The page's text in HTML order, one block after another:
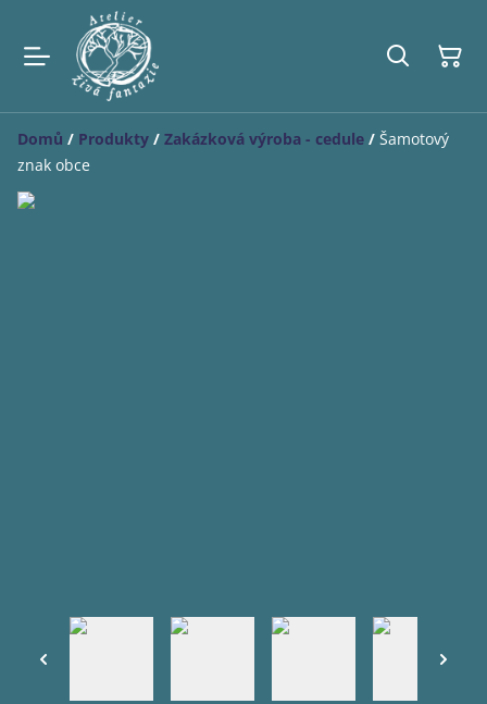
Domů / Produkty / Zakázková výroba - cedule / Šamotový
znak obce